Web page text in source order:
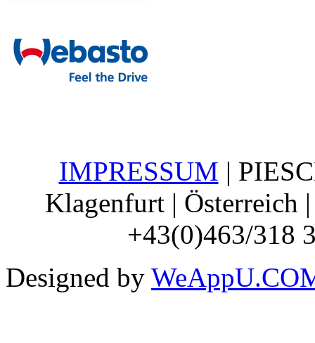
IMPRESSUM |
Klagenfurt | Österreich
+43(0)463/318
Designed by